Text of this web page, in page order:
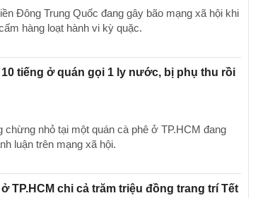
Đông Trung Quốc đang gây bão mạng xã hội khi
hàng loạt hành vi kỳ quặc.
tiếng ở quán gọi 1 ly nước, bị phụ thu rồi
nhỏ tại một quán cà phê ở TP.HCM đang
luận trên mạng xã hội.
TP.HCM chi cả trăm triệu đồng trang trí Tết